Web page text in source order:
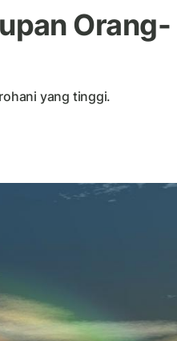
Orang-
yang tinggi.